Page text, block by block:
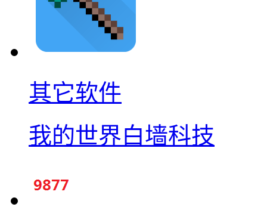
其它软件
我的世界白墙科技